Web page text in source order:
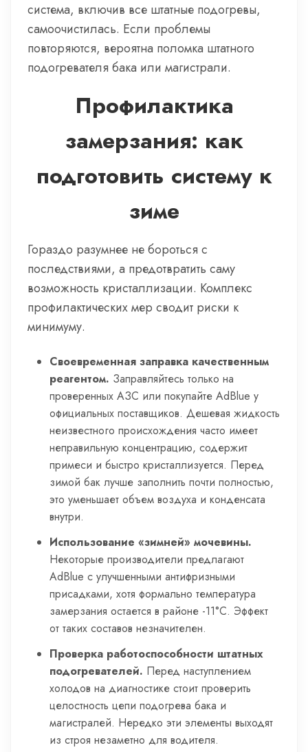
система, включив все штатные подогревы,
самоочистилась. Если проблемы
повторяются, вероятна поломка штатного
подогревателя бака или магистрали.
Профилактика
замерзания: как
подготовить систему к
зиме
Гораздо разумнее не бороться с
последствиями, а предотвратить саму
возможность кристаллизации. Комплекс
профилактических мер сводит риски к
минимуму.
Своевременная заправка качественным
реагентом. Заправляйтесь только на
проверенных АЗС или покупайте AdBlue у
официальных поставщиков. Дешевая жидкость
неизвестного происхождения часто имеет
неправильную концентрацию, содержит
примеси и быстро кристаллизуется. Перед
зимой бак лучше заполнить почти полностью,
это уменьшает объем воздуха и конденсата
внутри.
Использование «зимней» мочевины.
Некоторые производители предлагают
AdBlue с улучшенными антифризными
присадками, хотя формально температура
замерзания остается в районе -11°C. Эффект
от таких составов незначителен.
Проверка работоспособности штатных
подогревателей. Перед наступлением
холодов на диагностике стоит проверить
целостность цепи подогрева бака и
магистралей. Нередко эти элементы выходят
из строя незаметно для водителя.